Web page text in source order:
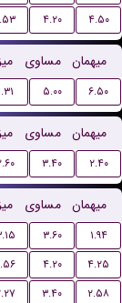
۴.۲۰ ۴.۵۰
مساوی میهمان
۵.۰۰ ۶.۵۰
مساوی میهمان
۳.۴۰ ۲.۴۰
مساوی میهمان
۳.۶۰
۱.۹۴
۴.۲۰
۴.۲۵
۳.۴۰
۲.۵۸